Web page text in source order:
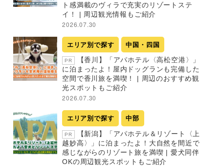
ト感満載のヴィラで充実のリゾートステ
イ！ | 周辺観光情報もご紹介
2026.07.30
エリア別で探す 中国・四国
PR
【香川】「アパホテル〈高松空港〉」
に泊まったよ！屋内ドッグランも完備した
空間で香川旅を満喫！ | 周辺のおすすめ観
光スポットもご紹介
2026.07.30
エリア別で探す 中部
PR
【新潟】「アパホテル＆リゾート〈上
越妙高〉」に泊まったよ！大自然を間近で
感じながらのリゾート旅を満喫 | 愛犬同伴
OKの周辺観光スポットもご紹介